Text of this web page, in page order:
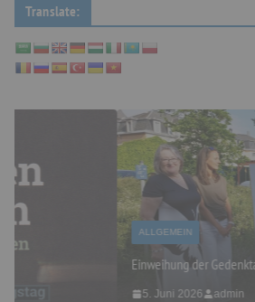
Translate:
Einweihung der Gedenktafel für den Musiker
5. Juni 2026 admin